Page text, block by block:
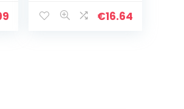
verpotten,
€16.64